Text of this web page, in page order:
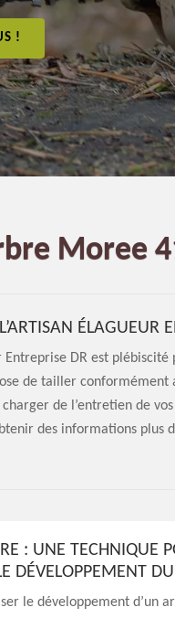
!
Moree
ÉLAGUEUR
Entreprise DR est
de tailler conformément
de l’entretien de
des informations plus
: UNE TECHNIQUE
DÉVELOPPEMENT
le développement d’un